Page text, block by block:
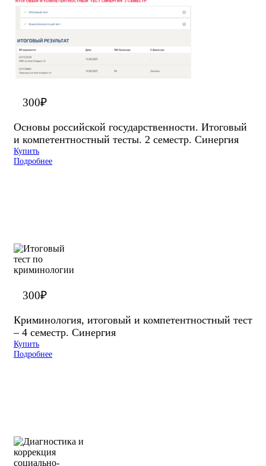
300₽
Основы российской государственности. Итоговый
и компетентностный тесты. 2 семестр. Синергия
Купить
Подробнее
300₽
Криминология, итоговый и компетентностный тест
– 4 семестр. Синергия
Купить
Подробнее